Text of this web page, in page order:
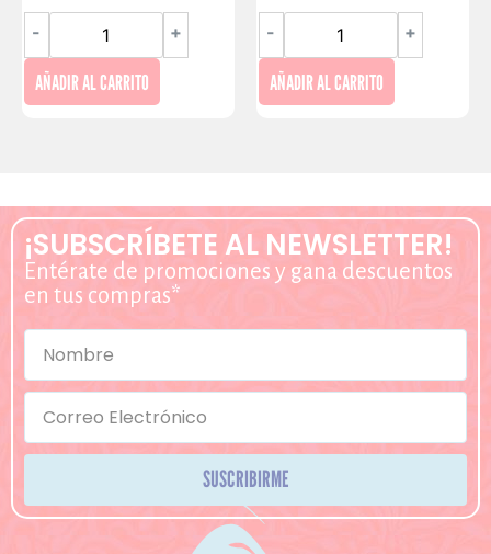
- +
AÑADIR AL CARRITO
- +
AÑADIR AL CARRITO
¡SUBSCRÍBETE AL NEWSLETTER!
Entérate de promociones y gana descuentos
en tus compras*
SUSCRIBIRME